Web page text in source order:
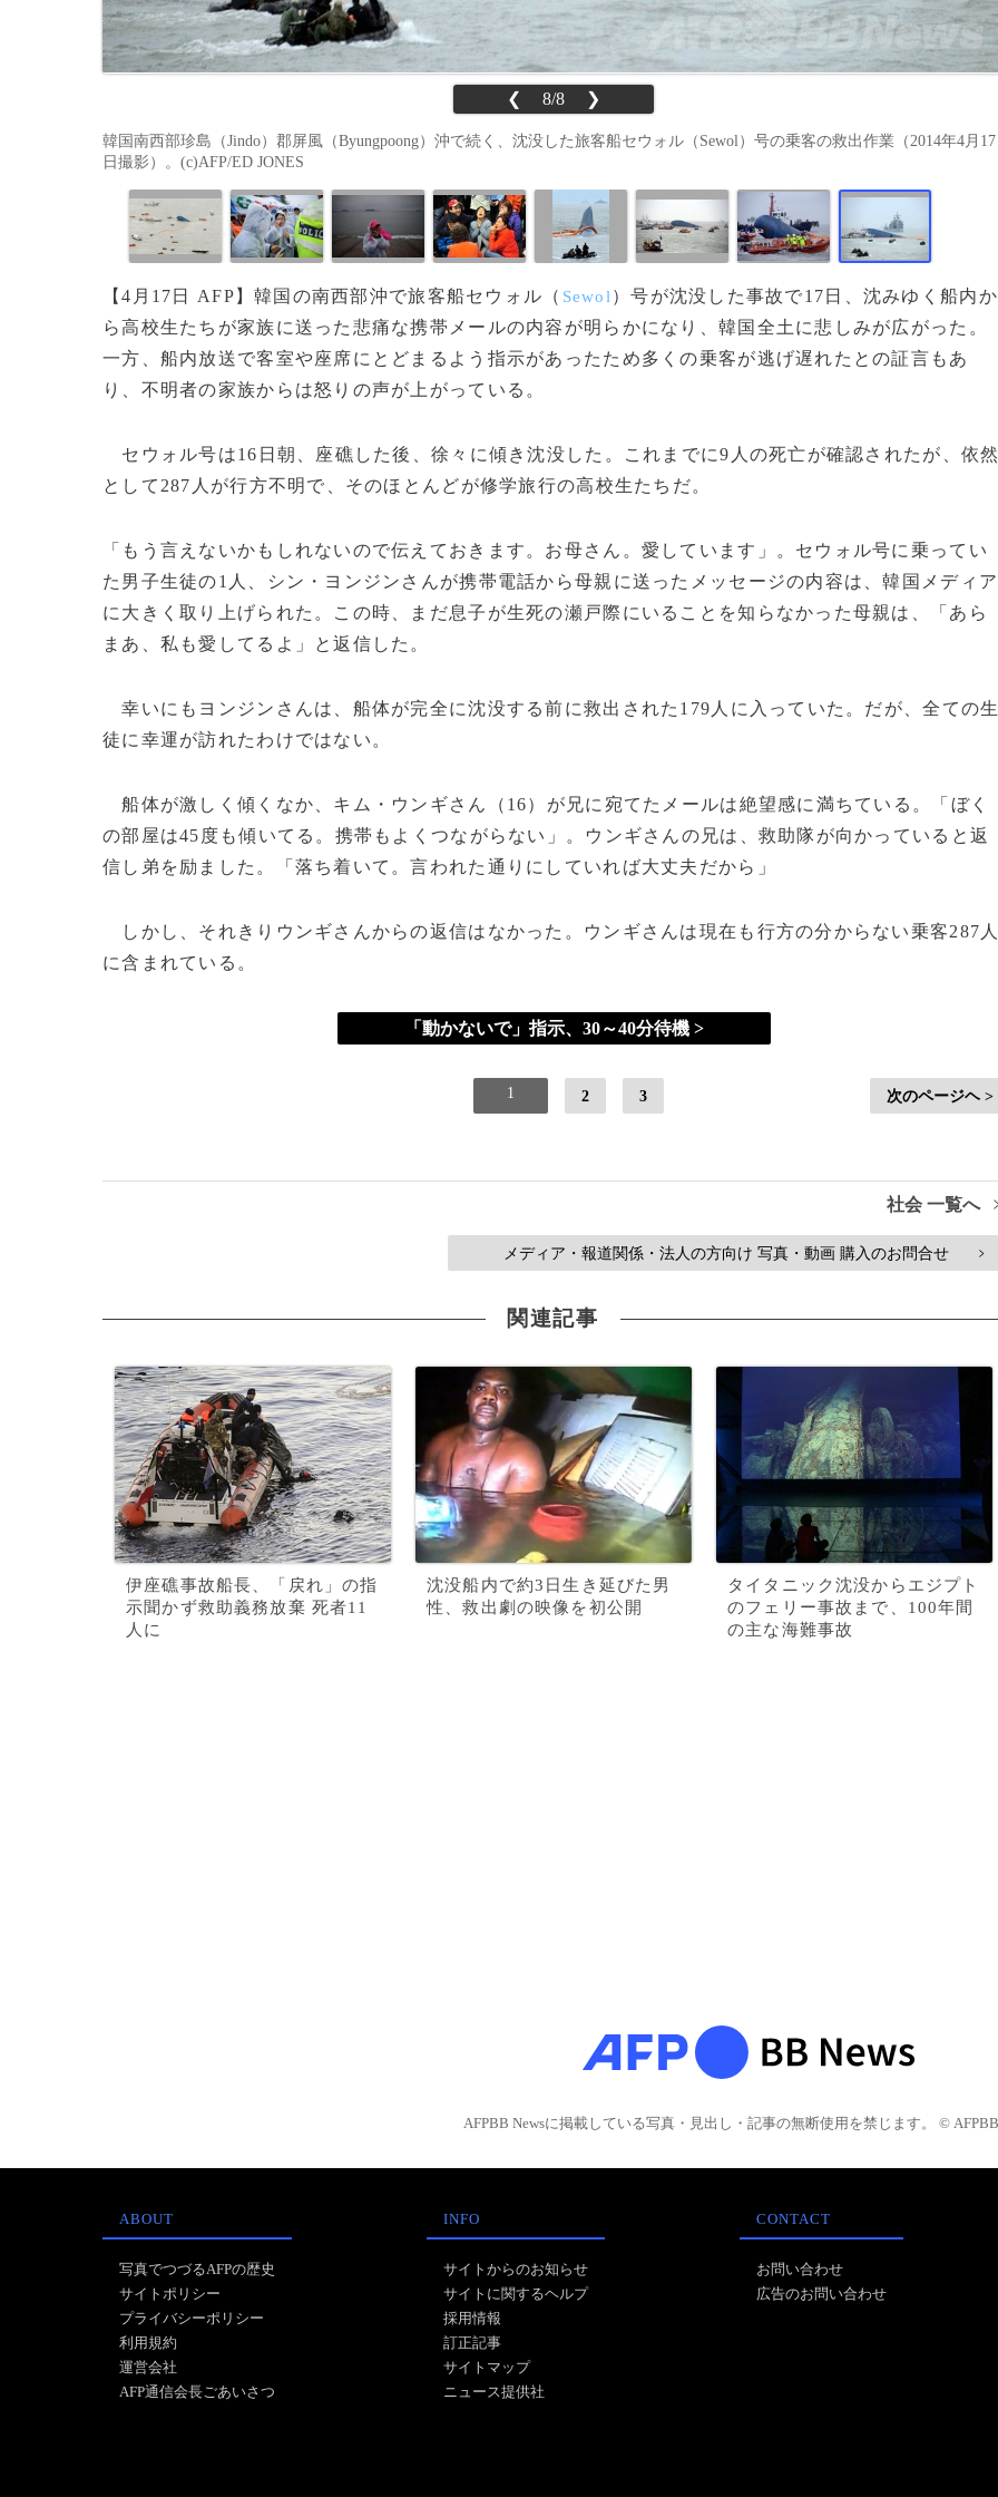
❮ 8/8 ❯
韓国南西部珍島（Jindo）郡屏風（Byungpoong）沖で続く、沈没した旅客船セウォル（Sewol）号の乗客の救出作業（2014年4月17
日撮影）。(c)AFP/ED JONES
【4月17日 AFP】韓国の南西部沖で旅客船セウォル（ Sewol ）号が沈没した事故で17日、沈みゆく船内か
ら高校生たちが家族に送った悲痛な携帯メールの内容が明らかになり、韓国全土に悲しみが広がった。
一方、船内放送で客室や座席にとどまるよう指示があったため多くの乗客が逃げ遅れたとの証言もあ
り、不明者の家族からは怒りの声が上がっている。
セウォル号は16日朝、座礁した後、徐々に傾き沈没した。これまでに9人の死亡が確認されたが、依
として287人が行方不明で、そのほとんどが修学旅行の高校生たちだ。
「もう言えないかもしれないので伝えておきます。お母さん。愛しています」。セウォル号に乗ってい
た男子生徒の1人、シン・ヨンジンさんが携帯電話から母親に送ったメッセージの内容は、韓国メディア
に大きく取り上げられた。この時、まだ息子が生死の瀬戸際にいることを知らなかった母親は、「あら
まあ、私も愛してるよ」と返信した。
幸いにもヨンジンさんは、船体が完全に沈没する前に救出された179人に入っていた。だが、全ての
徒に幸運が訪れたわけではない。
船体が激しく傾くなか、キム・ウンギさん（16）が兄に宛てたメールは絶望感に満ちている。「ぼく
の部屋は45度も傾いてる。携帯もよくつながらない」。ウンギさんの兄は、救助隊が向かっていると返
信し弟を励ました。「落ち着いて。言われた通りにしていれば大丈夫だから」
しかし、それきりウンギさんからの返信はなかった。ウンギさんは現在も行方の分からない乗客287
に含まれている。
「動かないで」指示、30～40分待機 >
1 2 3 次のページヘ >
社会 一覧へ
メディア・報道関係・法人の方向け 写真・動画 購入のお問合せ >
関連記事
伊座礁事故船長、「戻れ」の指
示聞かず救助義務放棄 死者11
人に
沈没船内で約3日生き延びた男
性、救出劇の映像を初公開
タイタニック沈没からエジプト
のフェリー事故まで、100年間
の主な海難事故
AFPBB Newsに掲載している写真・見出し・記事の無断使用を禁じます。 © AFPBB
ABOUT
写真でつづるAFPの歴史
サイトポリシー
プライバシーポリシー
利用規約
運営会社
AFP通信会長ごあいさつ
INFO
サイトからのお知らせ
サイトに関するヘルプ
採用情報
訂正記事
サイトマップ
ニュース提供社
CONTACT
お問い合わせ
広告のお問い合わせ